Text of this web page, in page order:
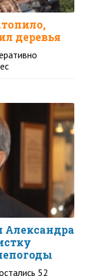
деревья
Александра
52